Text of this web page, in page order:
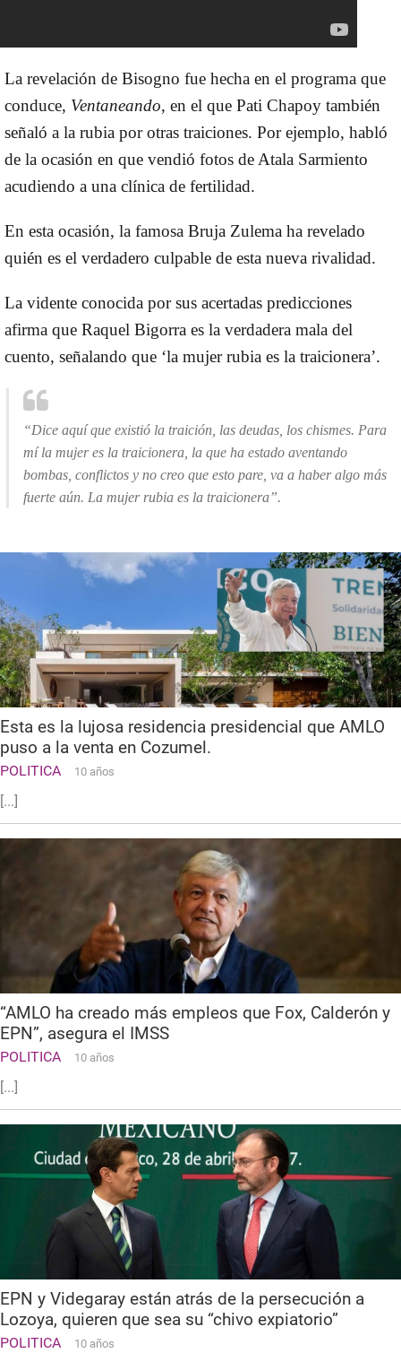
La revelación de Bisogno fue hecha en el programa que
conduce, Ventaneando, en el que Pati Chapoy también
señaló a la rubia por otras traiciones. Por ejemplo, habló
de la ocasión en que vendió fotos de Atala Sarmiento
acudiendo a una clínica de fertilidad.
En esta ocasión, la famosa Bruja Zulema ha revelado
quién es el verdadero culpable de esta nueva rivalidad.
La vidente conocida por sus acertadas predicciones
afirma que Raquel Bigorra es la verdadera mala del
cuento, señalando que ‘la mujer rubia es la traicionera’.
“Dice aquí que existió la traición, las deudas, los chismes. Para
mí la mujer es la traicionera, la que ha estado aventando
bombas, conflictos y no creo que esto pare, va a haber algo más
fuerte aún. La mujer rubia es la traicionera”.
Esta es la lujosa residencia presidencial que AMLO
puso a la venta en Cozumel.
POLITICA 10 años
[...]
“AMLO ha creado más empleos que Fox, Calderón y
EPN”, asegura el IMSS
POLITICA 10 años
[...]
EPN y Videgaray están atrás de la persecución a
Lozoya, quieren que sea su “chivo expiatorio”
POLITICA 10 años